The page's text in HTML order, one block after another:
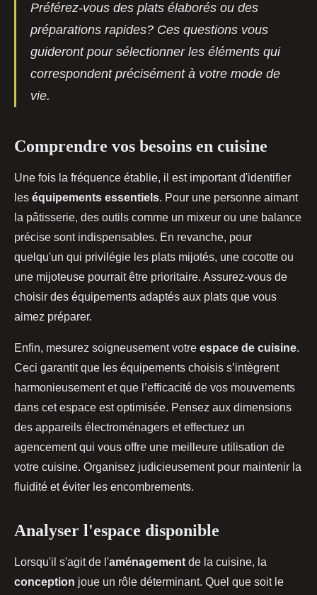
Préférez-vous des plats élaborés ou des
préparations rapides? Ces questions vous
guideront pour sélectionner les éléments qui
correspondent précisément à votre mode de
vie.
Comprendre vos besoins en cuisine
Une fois la fréquence établie, il est important d'identifier
les équipements essentiels. Pour une personne aimant
la pâtisserie, des outils comme un mixeur ou une balance
précise sont indispensables. En revanche, pour
quelqu'un qui privilégie les plats mijotés, une cocotte ou
une mijoteuse pourrait être prioritaire. Assurez-vous de
choisir des équipements adaptés aux plats que vous
aimez préparer.
Enfin, mesurez soigneusement votre espace de cuisine.
Ceci garantit que les équipements choisis s’intègrent
harmonieusement et que l’efficacité de vos mouvements
dans cet espace est optimisée. Pensez aux dimensions
des appareils électroménagers et effectuez un
agencement qui vous offre une meilleure utilisation de
votre cuisine. Organisez judicieusement pour maintenir la
fluidité et éviter les encombrements.
Analyser l'espace disponible
Lorsqu'il s'agit de l'aménagement de la cuisine, la
conception joue un rôle déterminant. Quel que soit le